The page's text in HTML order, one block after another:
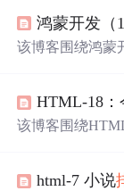
鸿蒙开发（
该博客围绕鸿蒙
建，如
ent文件，最后
HTML-18：
该博客围绕
html-7 小说